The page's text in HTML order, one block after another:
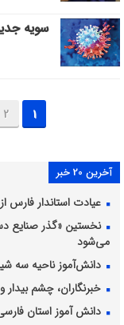
سویه
1
2
آخرین 20 خبر
عیادت استاندار
نخستین «گذر صنایع
می‌شود
دانش‌آموز ناحیه سه
خبرنگاران، چشم بیدار
دانش آموز استان